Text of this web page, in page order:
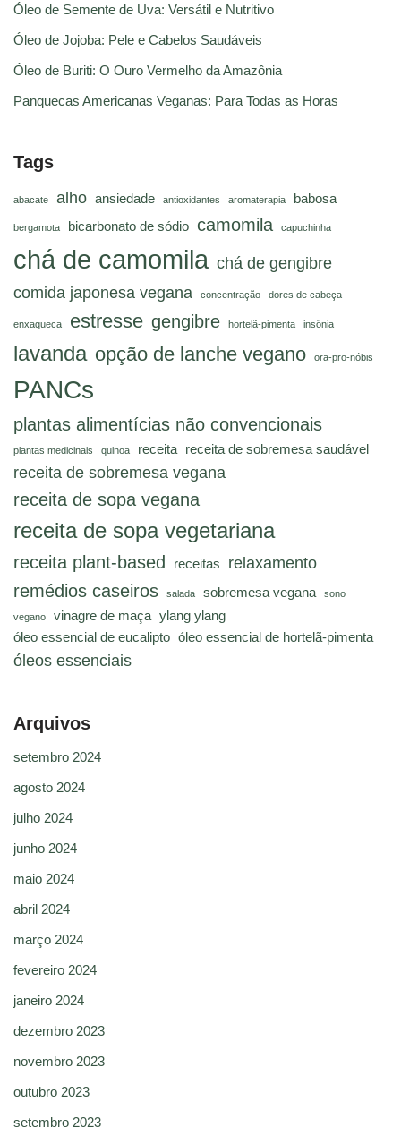
Óleo de Semente de Uva: Versátil e Nutritivo
Óleo de Jojoba: Pele e Cabelos Saudáveis
Óleo de Buriti: O Ouro Vermelho da Amazônia
Panquecas Americanas Veganas: Para Todas as Horas
Tags
abacate alho ansiedade antioxidantes aromaterapia babosa
bergamota bicarbonato de sódio camomila capuchinha
chá de camomila chá de gengibre
comida japonesa vegana
concentração dores de cabeça
enxaqueca estresse gengibre hortelã-pimenta insônia
lavanda opção de lanche vegano ora-pro-nóbis
PANCs
plantas alimentícias não convencionais
plantas medicinais quinoa receita receita de sobremesa saudável
receita de sobremesa vegana
receita de sopa vegana
receita de sopa vegetariana
receita plant-based receitas relaxamento
remédios caseiros salada sobremesa vegana sono
vegano vinagre de maça ylang ylang
óleo essencial de eucalipto óleo essencial de hortelã-pimenta
óleos essenciais
Arquivos
setembro 2024
agosto 2024
julho 2024
junho 2024
maio 2024
abril 2024
março 2024
fevereiro 2024
janeiro 2024
dezembro 2023
novembro 2023
outubro 2023
setembro 2023